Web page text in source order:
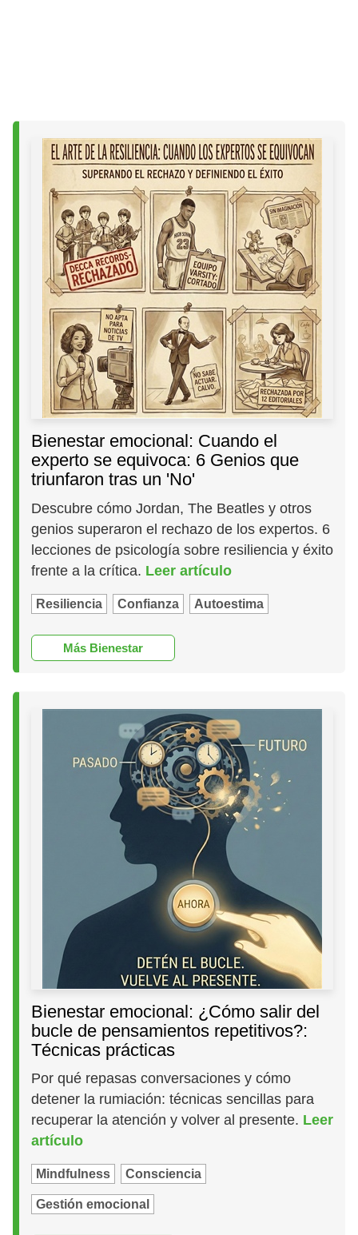
Bienestar emocional: Cuando el
experto se equivoca: 6 Genios que
triunfaron tras un 'No'
Descubre cómo Jordan, The Beatles y otros
genios superaron el rechazo de los expertos. 6
lecciones de psicología sobre resiliencia y éxito
frente a la crítica. Leer artículo
Resiliencia Confianza Autoestima
Más Bienestar
Bienestar emocional: ¿Cómo salir del
bucle de pensamientos repetitivos?:
Técnicas prácticas
Por qué repasas conversaciones y cómo
detener la rumiación: técnicas sencillas para
recuperar la atención y volver al presente. Leer
artículo
Mindfulness Consciencia
Gestión emocional